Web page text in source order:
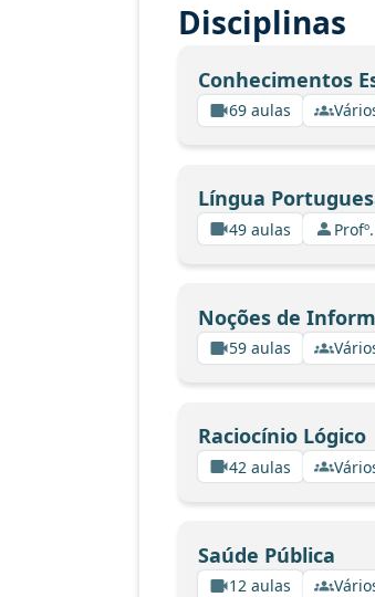
Disciplinas
Conhecimentos
69 aulas
Língua
49 aulas
Noções de
59 aulas
Raciocínio Lógico
42 aulas
Saúde Pública
12 aulas